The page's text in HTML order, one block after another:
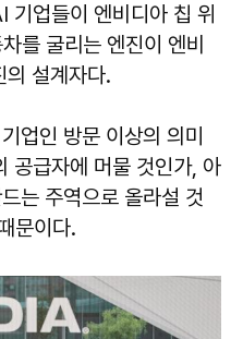
기업들이 엔비디아 칩 위
를 굴리는 엔진이 엔비
의 설계자다.
업인 방문 이상의 의미
공급자에 머물 것인가, 아
는 주역으로 올라설 것
문이다.